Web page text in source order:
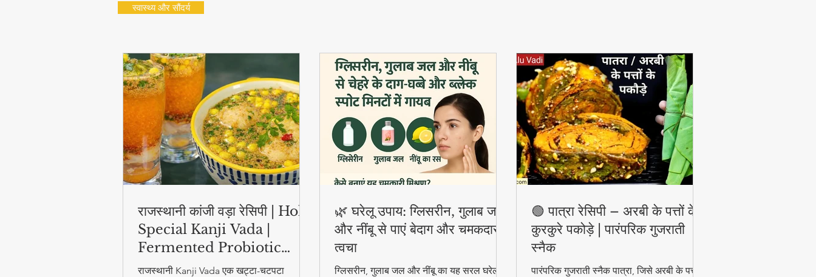
View More
स्वास्थ्य और सौंदर्य
राजस्थानी कांजी वड़ा रेसिपी | Holi
Special Kanji Vada |
Fermented Probiotic
Drink
राजस्थानी Kanji Vada एक खट्टा-चटपटा
🌿 घरेलू उपाय: ग्लिसरीन, गुलाब जल
और नींबू से पाएं बेदाग और चमकदार
त्वचा
ग्लिसरीन, गुलाब जल और नींबू का यह सरल घरेलू
🟢 पात्रा रेसिपी – अरबी के पत्तों के
कुरकुरे पकोड़े | पारंपरिक गुजराती
स्नैक
पारंपरिक गुजराती स्नैक पात्रा, जिसे अरबी के पत्तों